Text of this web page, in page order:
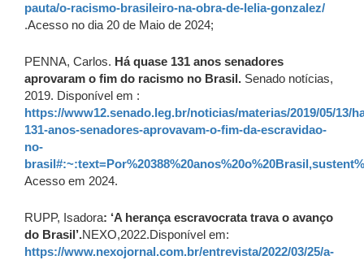
pauta/o-racismo-brasileiro-na-obra-de-lelia-gonzalez/
.Acesso no dia 20 de Maio de 2024;
PENNA, Carlos. Há quase 131 anos senadores
aprovaram o fim do racismo no Brasil. Senado notícias,
2019. Disponível em :
https://www12.senado.leg.br/noticias/materias/2019/05/13/
131-anos-senadores-aprovavam-o-fim-da-escravidao-
no-
Acesso em 2024.
RUPP, Isadora: ‘A herança escravocrata trava o avanço
do Brasil’.NEXO,2022.Disponível em:
https://www.nexojornal.com.br/entrevista/2022/03/25/a-